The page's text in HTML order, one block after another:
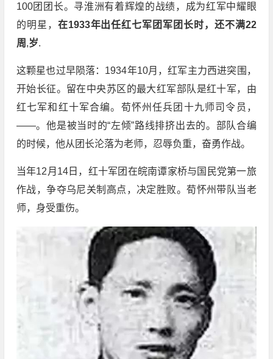
100团团长。寻淮洲有着辉煌的战绩，成为红军中耀眼
的明星， 在1933年出任红七军团军团长时，还不满22
周 ,岁.
这颗星也过早陨落：1934年10月，红军主力西进突围，
开始长征。留在中央苏区的最大红军部队是红十军，由
红七军和红十军合编。荀怀州任兵团十九师司令员，
——。他是被当时的“左倾”路线排挤出去的。部队合编
的时候，他从团长沦落为老师，忍辱负重，奋勇作战。
当年12月14日，红十军团在皖南谭家桥与国民党第一旅
作战，争夺乌尼关制高点，决定胜败。荀怀州带队当老
师，身受重伤。